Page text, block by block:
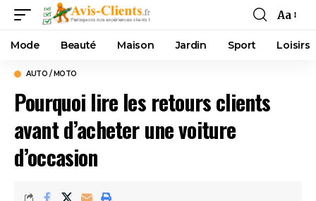
Aa
Mode Beauté Maison Jardin Sport Loisirs
AUTO / MOTO
Pourquoi lire les retours clients
avant d’acheter une voiture
d’occasion